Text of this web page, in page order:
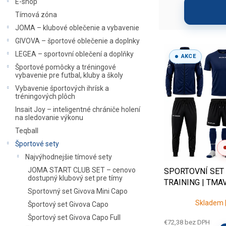
✅Ušetríte čas
Výhodnejší rozpočetnež
Jednotný vzhľad tímu
na
Potlač na želanie(logo
Riešite tímovú
varianty a zabezpečíme
Tímová zóna
JOMA – klubové oblečenie a vybavenie
GIVOVA – športové oblečenie a doplnky
LEGEA – sportovní oblečení a doplňky
Športové pomôcky a tréningové
vybavenie pre futbal, kluby a školy
Vybavenie športových ihrísk a
tréningových plôch
Insait Joy – inteligentné chrániče holení
na sledovanie výkonu
Teqball
Športové sety
Najvýhodnejšie tímové sety
JOMA START CLUB SET – cenovo
dostupný klubový set pre tímy
Sportovný set Givova Mini Capo
Športový set Givova Capo
Športový set Givova Capo Full
o
AKCE
SPORTOVNÍ SET
TRAINING |
Skladem
€72,38 bez DPH